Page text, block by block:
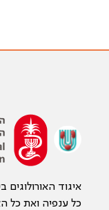
איגוד האורולוגים
כל ענפיה ואת כל